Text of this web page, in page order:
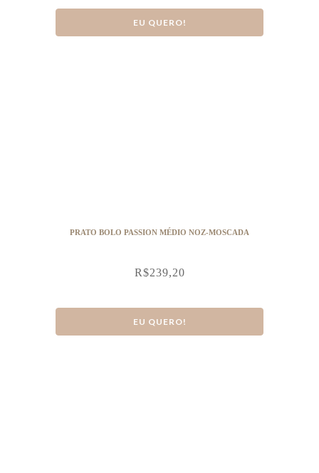
EU QUERO!
PRATO BOLO PASSION MÉDIO NOZ-MOSCADA
R$239,20
EU QUERO!